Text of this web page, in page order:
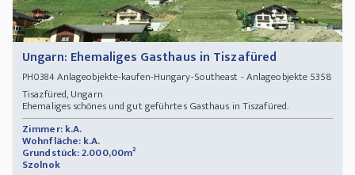
Ungarn: Ehemaliges Gasthaus in Tiszafüred
PH0384Anlageobjekte-kaufen-Hungary-Southeast - Anlageobjekte 5358
Tisazfüred, Ungarn
Ehemaliges schönes und gut geführtes Gasthaus in Tiszafüred.
Zimmer: k.A.
Wohnfläche: k.A.
Grundstück: 2.000,00m²
Szolnok